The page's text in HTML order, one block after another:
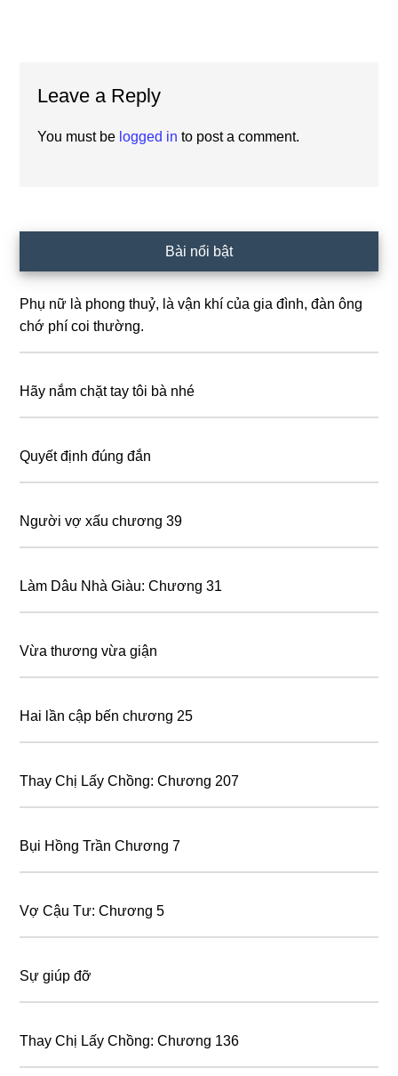
Interactions
Leave a Reply
You must be logged in to post a comment.
Sidebar
Bài nổi bật
Phụ nữ là phong thuỷ, là vận khí của gia đình, đàn ông
chớ phí coi thường.
Hãy nắm chặt tay tôi bà nhé
Quyết định đúng đắn
Người vợ xấu chương 39
Làm Dâu Nhà Giàu: Chương 31
Vừa thương vừa giận
Hai lần cập bến chương 25
Thay Chị Lấy Chồng: Chương 207
Bụi Hồng Trần Chương 7
Vợ Cậu Tư: Chương 5
Sự giúp đỡ
Thay Chị Lấy Chồng: Chương 136